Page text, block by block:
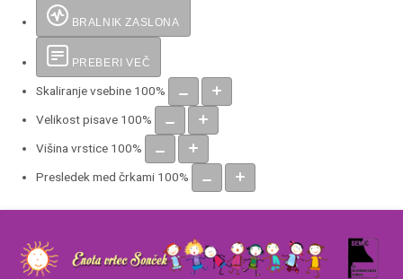
BRALNIK ZASLONA
PREBERI VEČ
Skaliranje vsebine 100%
Velikost pisave 100%
Višina vrstice 100%
Presledek med črkami 100%